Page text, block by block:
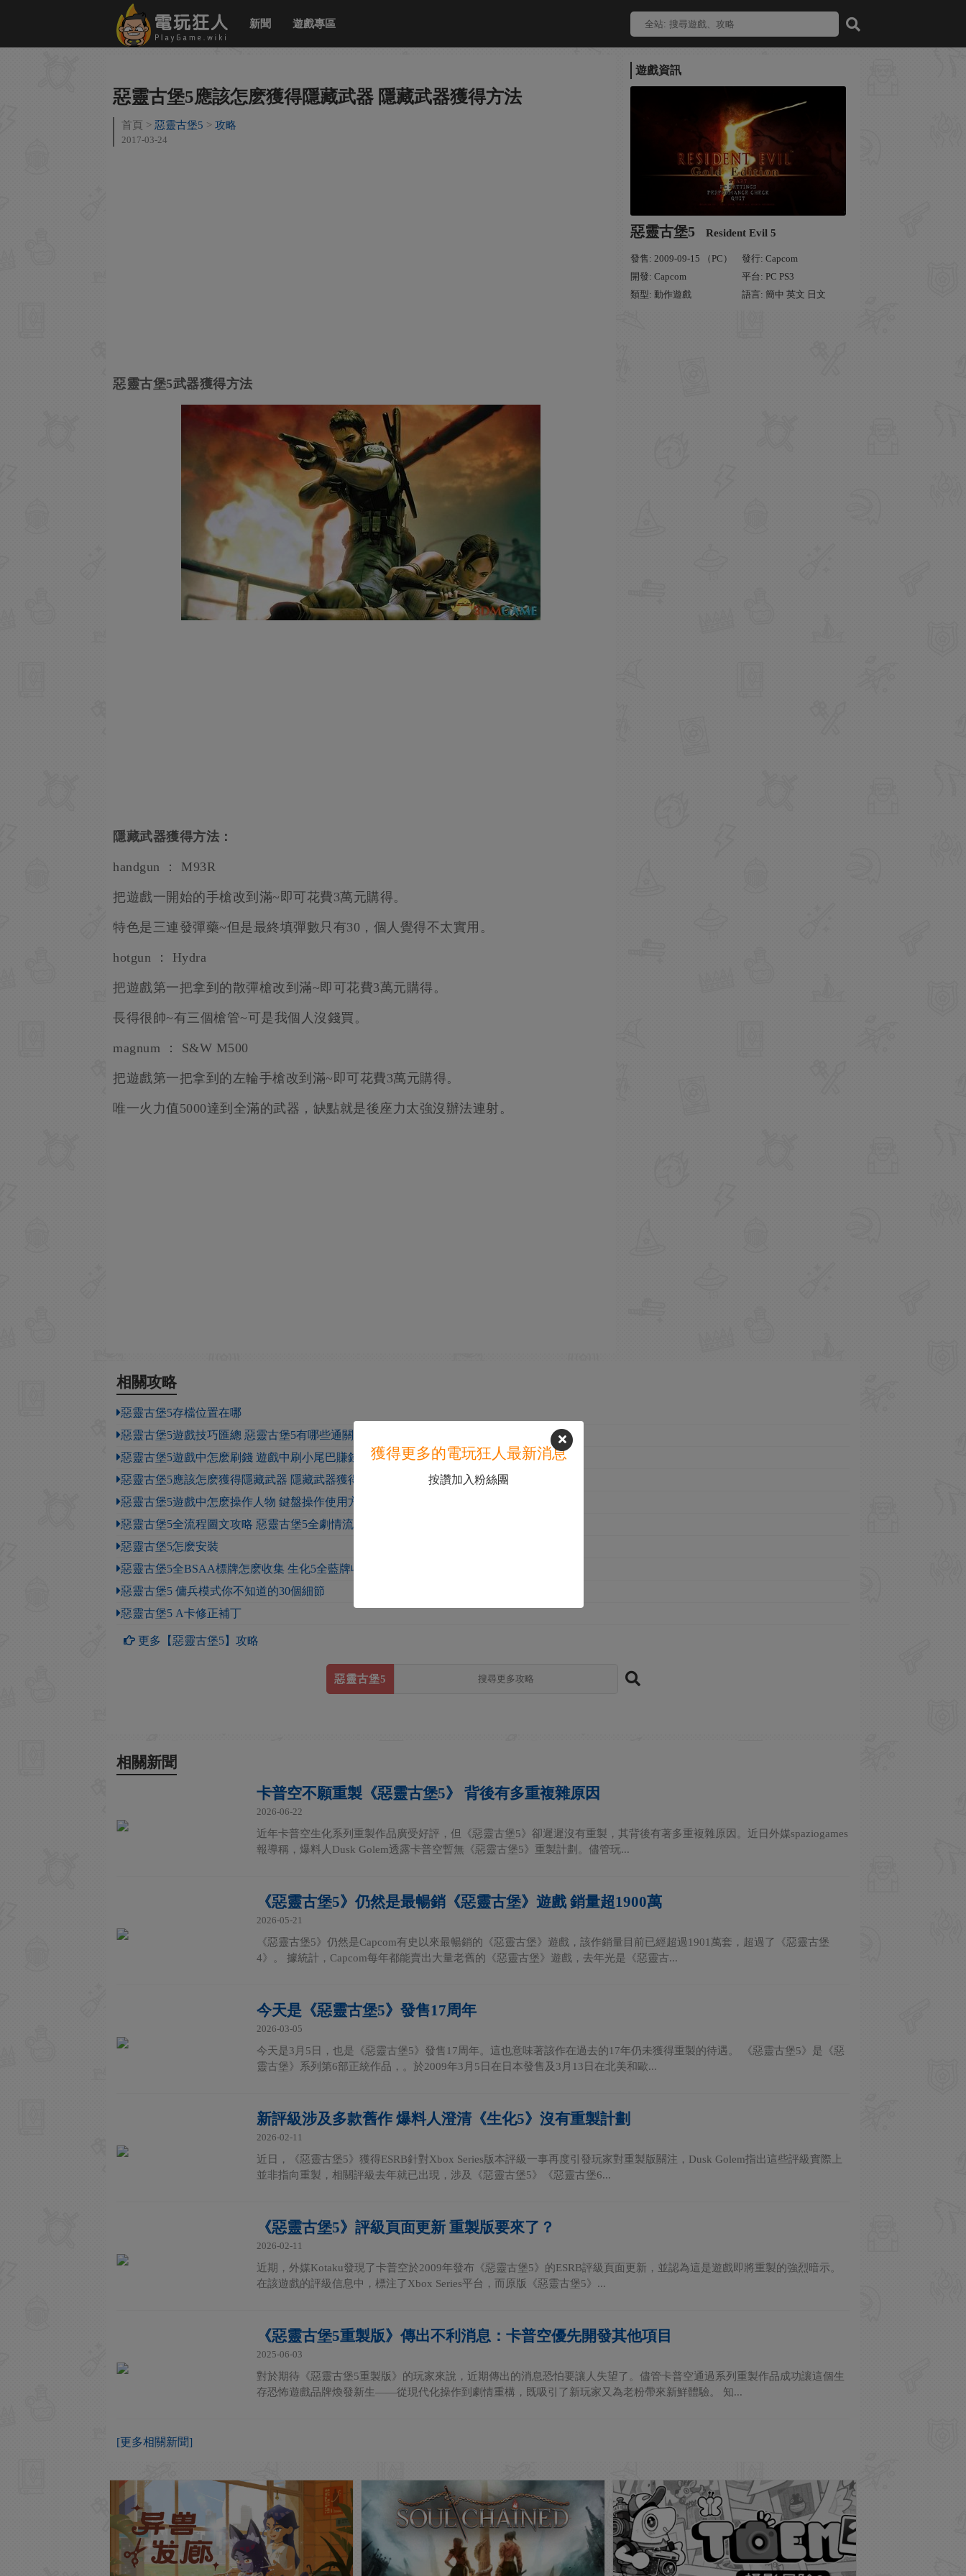
新聞 遊戲專區
遊戲資訊
惡靈古堡5 Resident Evil 5
發售: 2009-09-15 （PC）
發行: Capcom
開發: Capcom
平台: PC PS3
類型: 動作遊戲
語言: 簡中 英文 日文
惡靈古堡5應該怎麽獲得隱藏武器 隱藏武器獲得方法
首頁 惡靈古堡5 攻略
2017-03-24
惡靈古堡5武器獲得方法
隱藏武器獲得方法：
handgun ： M93R
把遊戲一開始的手槍改到滿~即可花費3萬元購得。
特色是三連發彈藥~但是最終填彈數只有30，個人覺得不太實用。
hotgun ： Hydra
把遊戲第一把拿到的散彈槍改到滿~即可花費3萬元購得。
長得很帥~有三個槍管~可是我個人沒錢買。
magnum ： S&W M500
把遊戲第一把拿到的左輪手槍改到滿~即可花費3萬元購得。
唯一火力值5000達到全滿的武器，缺點就是後座力太強沒辦法連射。
相關攻略
惡靈古堡5存檔位置在哪
惡靈古堡5遊戲技巧匯總 惡靈古堡5有哪些通關技巧
惡靈古堡5遊戲中怎麽刷錢 遊戲中刷小尾巴賺錢心得
惡靈古堡5應該怎麽獲得隱藏武器 隱藏武器獲得方法
惡靈古堡5遊戲中怎麽操作人物 鍵盤操作使用方法介紹
惡靈古堡5全流程圖文攻略 惡靈古堡5全劇情流程詳解
惡靈古堡5怎麽安裝
惡靈古堡5全BSAA標牌怎麽收集 生化5全藍牌收集攻略
惡靈古堡5 傭兵模式你不知道的30個細節
惡靈古堡5 A卡修正補丁
更多【惡靈古堡5】攻略
惡靈古堡5
相關新聞
卡普空不願重製《惡靈古堡5》 背後有多重複雜原因
2026-06-22
近年卡普空生化系列重製作品廣受好評，但《惡靈古堡5》卻遲遲沒有重製，其背後有著多重複雜原因。近日外媒spaziogames
報導稱，爆料人Dusk Golem透露卡普空暫無《惡靈古堡5》重製計劃。儘管玩...
《惡靈古堡5》仍然是最暢銷《惡靈古堡》遊戲 銷量超1900萬
2026-05-21
《惡靈古堡5》仍然是Capcom有史以來最暢銷的《惡靈古堡》遊戲，該作銷量目前已經超過1901萬套，超過了《惡靈古堡
4》。 據統計，Capcom每年都能賣出大量老舊的《惡靈古堡》遊戲，去年光是《惡靈古...
今天是《惡靈古堡5》發售17周年
2026-03-05
今天是3月5日，也是《惡靈古堡5》發售17周年。這也意味著該作在過去的17年仍未獲得重製的待遇。 《惡靈古堡5》是《惡
靈古堡》系列第6部正統作品，。於2009年3月5日在日本發售及3月13日在北美和歐...
新評級涉及多款舊作 爆料人澄清《生化5》沒有重製計劃
2026-02-11
近日，《惡靈古堡5》獲得ESRB針對Xbox Series版本評級一事再度引發玩家對重製版關注，Dusk Golem指出這些評級實際上
並非指向重製，相關評級去年就已出現，涉及《惡靈古堡5》《惡靈古堡6...
《惡靈古堡5》評級頁面更新 重製版要來了？
2026-02-11
近期，外媒Kotaku發現了卡普空於2009年發布《惡靈古堡5》的ESRB評級頁面更新，並認為這是遊戲即將重製的強烈暗示。
在該遊戲的評級信息中，標注了Xbox Series平台，而原版《惡靈古堡5》...
《惡靈古堡5重製版》傳出不利消息：卡普空優先開發其他項目
2025-06-03
對於期待《惡靈古堡5重製版》的玩家來說，近期傳出的消息恐怕要讓人失望了。儘管卡普空通過系列重製作品成功讓這個生
存恐怖遊戲品牌煥發新生——從現代化操作到劇情重構，既吸引了新玩家又為老粉帶來新鮮體驗。 知...
[更多相關新聞]
獲得更多的電玩狂人最新消息
按讚加入粉絲團